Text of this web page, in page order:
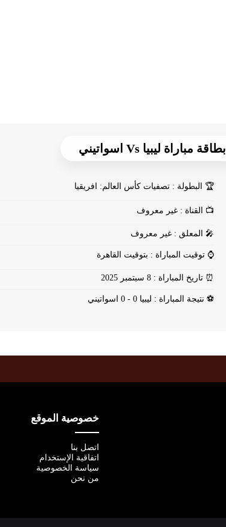
بطاقة مباراة ليبيا Vs اسواتيني
🏆 البطولة : تصفيات كأس العالم: افريقيا
📺 القناة : غير معروف
🎤 المعلق : غير معروف
⌚ توقيت المباراة : بتوقيت القاهرة
⏰ تاريخ المباراة : 8 سبتمبر 2025
⚽ نتيجة المباراة : ليبيا 0 - 0 اسواتيني
خصوصية الموقع
اتصل بنا
اتفاقية الإستخدام
سياسة الخصوصية
من نحن